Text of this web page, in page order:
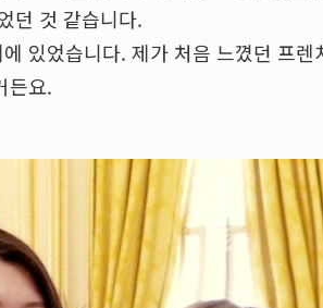
던 것 같습니다.
있었습니다. 제가 처음 느꼈던 프
든요.